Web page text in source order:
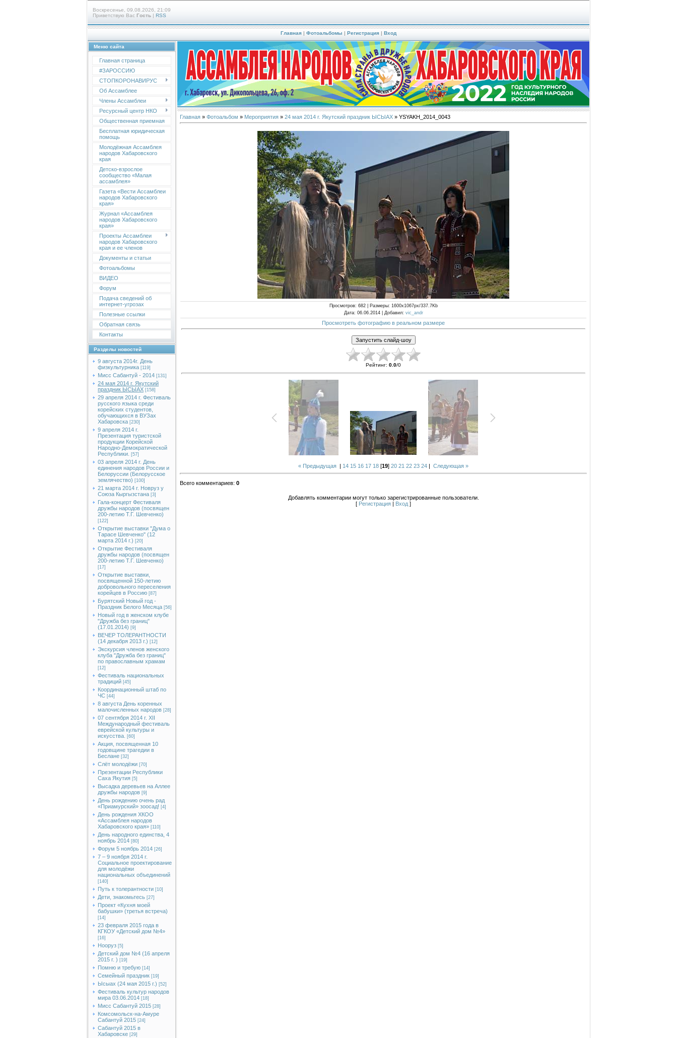
Воскресенье, 09.08.2026, 21:09
Приветствую Вас Гость | RSS
Главная | Фотоальбомы | Регистрация | Вход
Меню сайта
Главная страница
#ЗАРОССИЮ
СТОПКОРОНАВИРУС
Об Ассамблее
Члены Ассамблеи
Ресурсный центр НКО
Общественная приемная
Бесплатная юридическая
помощь
Молодёжная Ассамблея
народов Хабаровского
края
Детско-взрослое
сообщество «Малая
ассамблея»
Газета «Вести Ассамблеи
народов Хабаровского
края»
Журнал «Ассамблея
народов Хабаровского
края»
Проекты Ассамблеи
народов Хабаровского
края и ее членов
Документы и статьи
Фотоальбомы
ВИДЕО
Форум
Подача сведений об
интернет-угрозах
Полезные ссылки
Обратная связь
Контакты
Разделы новостей
9 августа 2014г. День
физкультурника [119]
Мисс Сабантуй - 2014 [131]
24 мая 2014 г. Якутский
праздник ЫСЫАХ [158]
29 апреля 2014 г. Фестиваль
русского языка среди
корейских студентов,
обучающихся в ВУЗах
Хабаровска [230]
9 апреля 2014 г.
Презентация туристской
продукции Корейской
Народно-Демократической
Республики.
[57]
03 апреля 2014 г. День
единения народов России и
Белоруссии (Белорусское
землячество) [100]
21 марта 2014 г. Новруз у
Союза Кыргызстана [3]
Гала-концерт Фестиваля
дружбы народов (посвящен
200-летию Т.Г. Шевченко)
[122]
Открытие выставки "Дума о
Тарасе Шевченко" (12
марта 2014 г.) [20]
Открытие Фестиваля
дружбы народов (посвящен
200-летию Т.Г. Шевченко)
[17]
Открытие выставки,
посвященной 150-летию
добровольного переселения
корейцев в Россию [87]
Бурятский Новый год -
Праздник Белого Месяца [56]
Новый год в женском клубе
"Дружба без границ"
(17.01.2014) [9]
ВЕЧЕР ТОЛЕРАНТНОСТИ
(14 декабря 2013 г.) [12]
Экскурсия членов женского
клуба "Дружба без границ"
по православным храмам
[12]
Фестиваль национальных
традиций [45]
Координационный штаб по
ЧС [44]
8 августа День коренных
малочисленных народов [28]
07 сентября 2014 г. XII
Международный фестиваль
еврейской культуры и
искусства.
[60]
Акция, посвященная 10
годовщине трагедии в
Беслане [32]
Слёт молодёжи [70]
Презентации Республики
Саха Якутия [5]
Высадка деревьев на Аллее
дружбы народов [9]
День рождению очень рад
«Приамурский» зоосад! [4]
День рождения ХКОО
«Ассамблея народов
Хабаровского края» [110]
День народного единства, 4
ноябрь 2014 [80]
Форум 5 ноябрь 2014 [26]
7 – 9 ноября 2014 г.
Социальное проектирование
для молодёжи
национальных объединений
[140]
Путь к толерантности [10]
Дети, знакомьтесь [27]
Проект «Кухня моей
бабушки» (третья встреча)
[14]
23 февраля 2015 года в
КГКОУ «Детский дом №4»
[16]
Нооруз [5]
Детский дом №4 (16 апреля
2015 г. ) [19]
Помню и требую [14]
Семейный праздник [19]
Ысыах (24 мая 2015 г.) [52]
Фестиваль культур народов
мира 03.06.2014 [18]
Мисс Сабантуй 2015 [28]
Комсомольск-на-Амуре
Сабантуй 2015 [24]
Сабантуй 2015 в
Хабаровске [29]
Главная » Фотоальбом » Мероприятия » 24 мая 2014 г. Якутский праздник ЫСЫАХ » YSYAKH_2014_0043
Просмотров: 682 | Размеры: 1600x1067px/337.7Kb
Дата: 06.06.2014 | Добавил: vic_andr
Просмотреть фотографию в реальном размере
Рейтинг: 0.0/0
« Предыдущая | 14 15 16 17 18 [19] 20 21 22 23 24 | Следующая »
Всего комментариев: 0
Добавлять комментарии могут только зарегистрированные пользователи.
[ Регистрация Вход ]